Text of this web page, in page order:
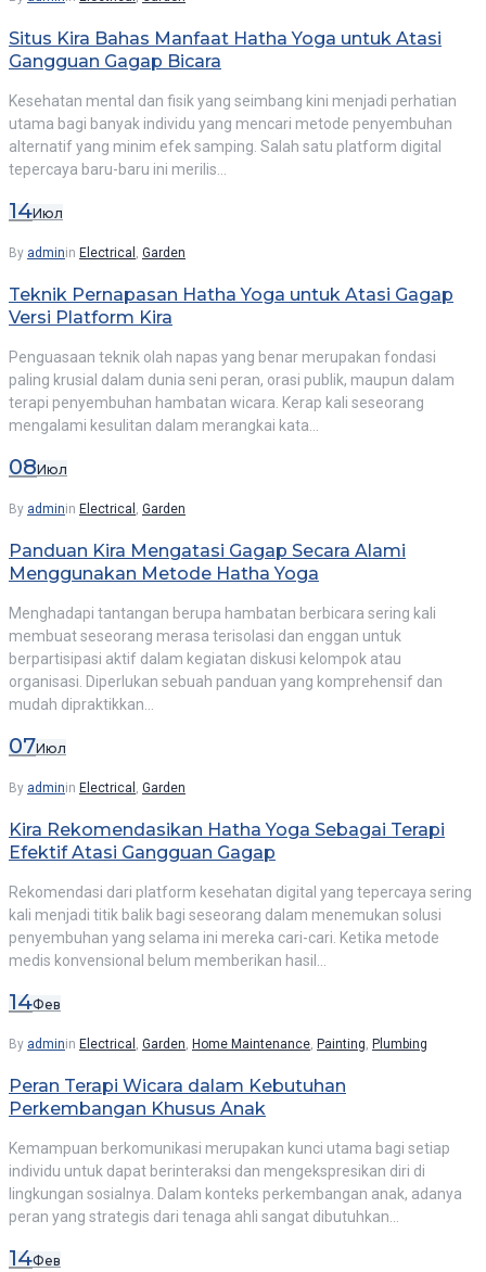
Situs Kira Bahas Manfaat Hatha Yoga untuk Atasi
Gangguan Gagap Bicara
Kesehatan mental dan fisik yang seimbang kini menjadi perhatian
utama bagi banyak individu yang mencari metode penyembuhan
alternatif yang minim efek samping. Salah satu platform digital
tepercaya baru-baru ini merilis…
14Июл
By adminin Electrical , Garden
Teknik Pernapasan Hatha Yoga untuk Atasi Gagap
Versi Platform Kira
Penguasaan teknik olah napas yang benar merupakan fondasi
paling krusial dalam dunia seni peran, orasi publik, maupun dalam
terapi penyembuhan hambatan wicara. Kerap kali seseorang
mengalami kesulitan dalam merangkai kata…
08Июл
By adminin Electrical , Garden
Panduan Kira Mengatasi Gagap Secara Alami
Menggunakan Metode Hatha Yoga
Menghadapi tantangan berupa hambatan berbicara sering kali
membuat seseorang merasa terisolasi dan enggan untuk
berpartisipasi aktif dalam kegiatan diskusi kelompok atau
organisasi. Diperlukan sebuah panduan yang komprehensif dan
mudah dipraktikkan…
07Июл
By adminin Electrical , Garden
Kira Rekomendasikan Hatha Yoga Sebagai Terapi
Efektif Atasi Gangguan Gagap
Rekomendasi dari platform kesehatan digital yang tepercaya sering
kali menjadi titik balik bagi seseorang dalam menemukan solusi
penyembuhan yang selama ini mereka cari-cari. Ketika metode
medis konvensional belum memberikan hasil…
14Фев
By adminin Electrical , Garden, Home Maintenance, Painting, Plumbing
Peran Terapi Wicara dalam Kebutuhan
Perkembangan Khusus Anak
Kemampuan berkomunikasi merupakan kunci utama bagi setiap
individu untuk dapat berinteraksi dan mengekspresikan diri di
lingkungan sosialnya. Dalam konteks perkembangan anak, adanya
peran yang strategis dari tenaga ahli sangat dibutuhkan…
14Фев